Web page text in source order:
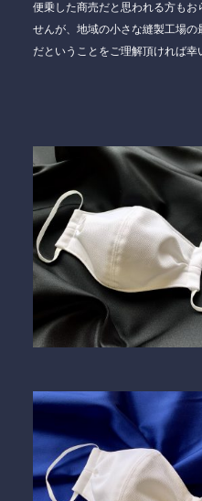
便乗した商売だと思われる方もお
せんが、地域の小さな縫製工場の
だということをご理解頂ければ幸